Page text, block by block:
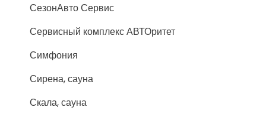
СезонАвто Сервис
Сервисный комплекс АВТОритет
Симфония
Сирена, сауна
Скала, сауна